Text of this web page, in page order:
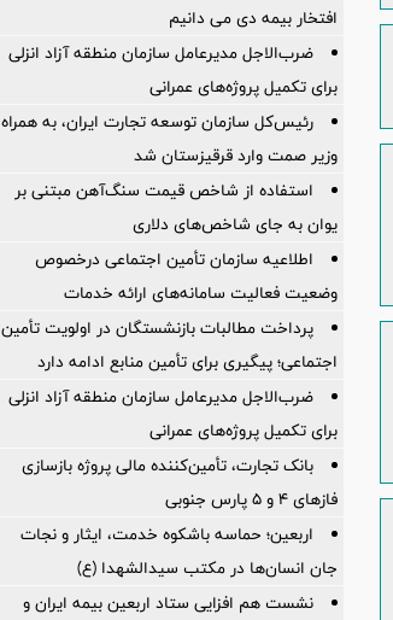
افتخار بیمه دی می دانیم
ضرب‌الاجل مدیرعامل سازمان منطقه آزاد انزلی
برای تكمیل پروژه‌های عمرانی
رئیس‌کل سازمان توسعه تجارت ایران، به همراه
وزیر صمت وارد قرقیزستان شد
استفاده از شاخص قیمت سنگ‌آهن مبتنی بر
یوان به جای شاخص‌های دلاری
اطلاعیه سازمان تأمین اجتماعی درخصوص
وضعیت فعالیت سامانه‌های ارائه خدمات
پرداخت مطالبات بازنشستگان در اولویت تأمین
اجتماعی؛ پیگیری برای تأمین منابع ادامه دارد
ضرب‌الاجل مدیرعامل سازمان منطقه آزاد انزلی
برای تكمیل پروژه‌های عمرانی
بانک تجارت، تأمین‌کننده مالی پروژه بازسازی
فازهای ۴ و ۵ پارس جنوبی
اربعین؛ حماسه باشکوه خدمت، ایثار و نجات
جان انسان‌ها در مکتب سیدالشهدا (ع)
نشست هم افزایی ستاد اربعین بیمه ایران و